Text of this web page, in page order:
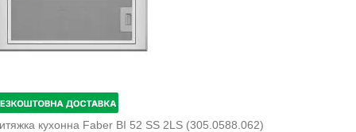
кухонна Faber BI 52 SS 2LS (305.0588.062)